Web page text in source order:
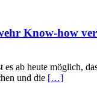
Know-how
ab heute möglich,
und die […]